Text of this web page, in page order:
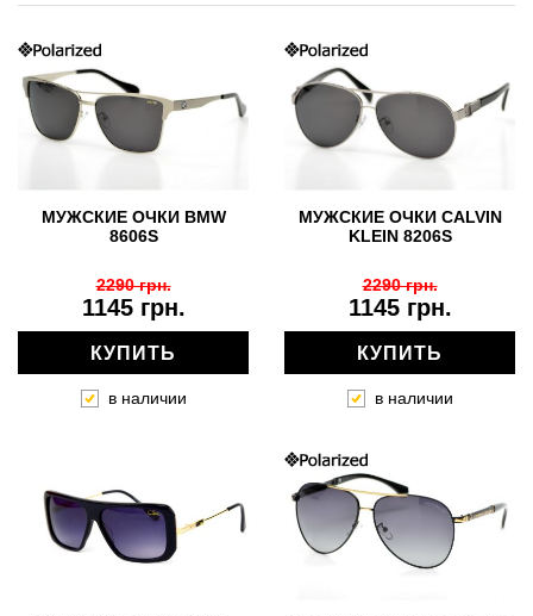
МУЖСКИЕ ОЧКИ BMW
8606S
1145 грн.
2290 грн.
КУПИТЬ
в наличии
МУЖСКИЕ ОЧКИ CALVIN
KLEIN 8206S
1145 грн.
2290 грн.
КУПИТЬ
в наличии